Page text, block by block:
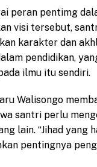
peran pentimg
visi tersebut,
karakter dan
pendidikan,
ilmu itu sendiri.
Walisongo
santri perlu
lain. “Jihad yang
pentingnya